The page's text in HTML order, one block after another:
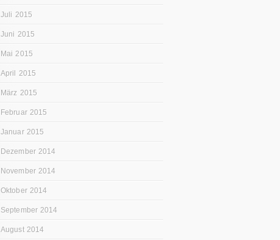
Juli 2015
Juni 2015
Mai 2015
April 2015
März 2015
Februar 2015
Januar 2015
Dezember 2014
November 2014
Oktober 2014
September 2014
August 2014